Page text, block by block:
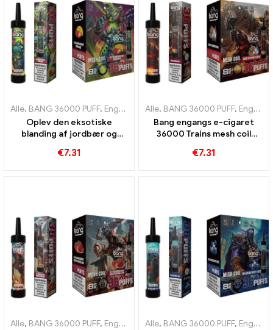
Alle, BANG 36000 PUFF, Engangs e-cigaretter ,Engangs e-
Oplev den eksotiske
blanding af jordbær og
engangs e-cigaret med
€7.31
Alle, BANG 36000 PUFF, Engangs e-cigaretter
Bang engangs e-cigaret
36000 Trains mesh coil
vandmelonoplevelse
€7.31
Alle, BANG 36000 PUFF, Engangs e-cigaretter ,Engangs e-
Alle, BANG 36000 PUFF, Engangs e-cigaretter